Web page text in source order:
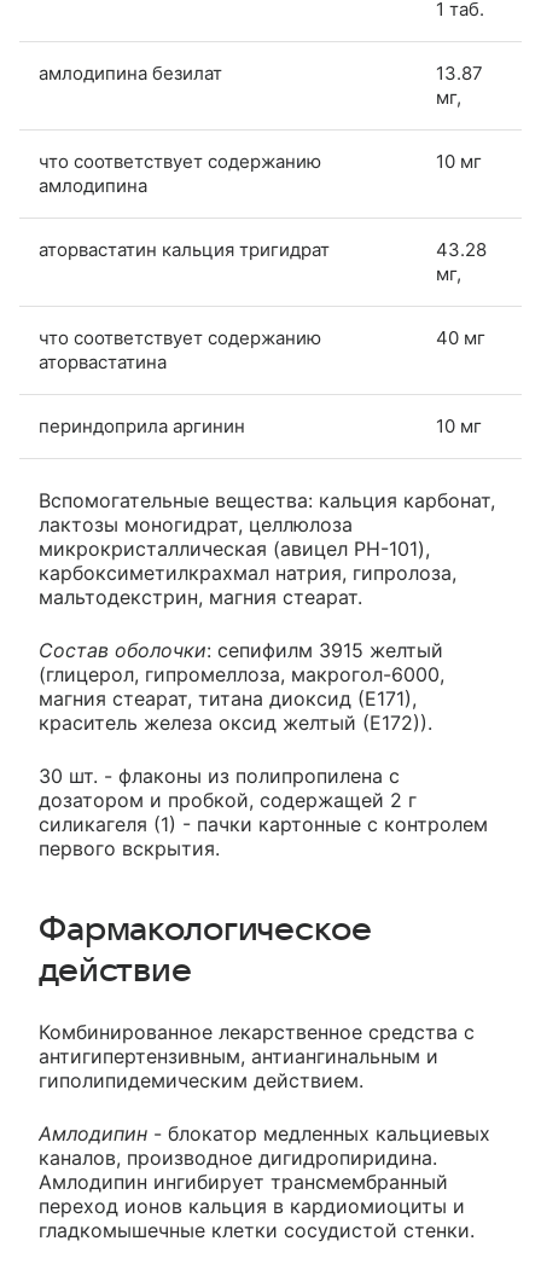
1 таб.
амлодипина безилат
13.87
мг,
что соответствует содержанию
амлодипина
10 мг
аторвастатин кальция тригидрат
43.28
мг,
что соответствует содержанию
аторвастатина
40 мг
периндоприла аргинин 10 мг
Вспомогательные вещества: кальция карбонат,
лактозы моногидрат, целлюлоза
микрокристаллическая (авицел PH-101),
карбоксиметилкрахмал натрия, гипролоза,
мальтодекстрин, магния стеарат.
Состав оболочки: сепифилм 3915 желтый
(глицерол, гипромеллоза, макрогол-6000,
магния стеарат, титана диоксид (Е171),
краситель железа оксид желтый (Е172)).
30 шт. - флаконы из полипропилена с
дозатором и пробкой, содержащей 2 г
силикагеля (1) - пачки картонные с контролем
первого вскрытия.
Фармакологическое
действие
Комбинированное лекарственное средства с
антигипертензивным, антиангинальным и
гиполипидемическим действием.
Амлодипин - блокатор медленных кальциевых
каналов, производное дигидропиридина.
Амлодипин ингибирует трансмембранный
переход ионов кальция в кардиомиоциты и
гладкомышечные клетки сосудистой стенки.